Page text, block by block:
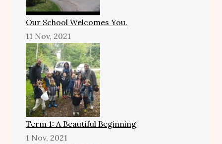
Our School Welcomes You.
11 Nov, 2021
Term 1: A Beautiful Beginning
1 Nov, 2021